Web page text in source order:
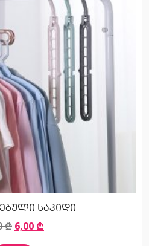
საკიდი
₾ 6,00 ₾